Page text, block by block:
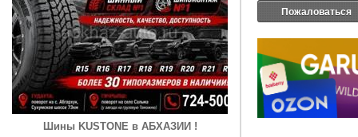
Шины KUSTONE в АБХАЗИИ !
Пожаловаться